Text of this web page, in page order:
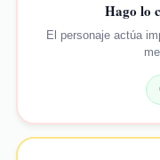
Hago lo
El personaje actúa